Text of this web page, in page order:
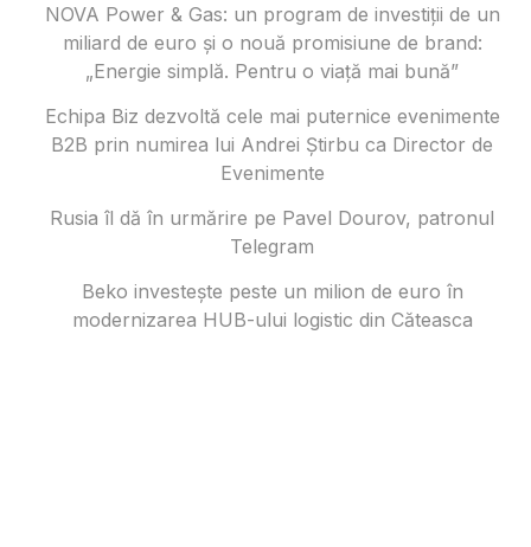
NOVA Power & Gas: un program de investiții de un
miliard de euro și o nouă promisiune de brand:
„Energie simplă. Pentru o viață mai bună”
Echipa Biz dezvoltă cele mai puternice evenimente
B2B prin numirea lui Andrei Știrbu ca Director de
Evenimente
Rusia îl dă în urmărire pe Pavel Dourov, patronul
Telegram
Beko investește peste un milion de euro în
modernizarea HUB-ului logistic din Căteasca